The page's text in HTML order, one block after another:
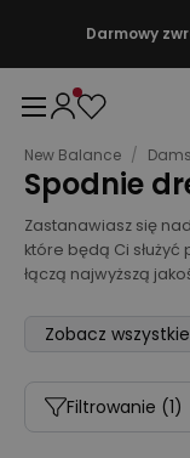
Darmowy
New Balance /
Spodnie
Zastanawiasz się
które będą Ci
łączą najwyższą
Zobacz wszystkie
Filtrowanie (1)